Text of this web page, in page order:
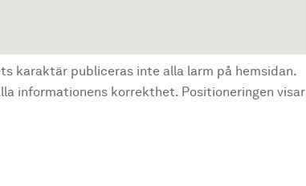
karaktär publiceras inte alla larm på hemsidan.
informationens korrekthet. Positioneringen visar